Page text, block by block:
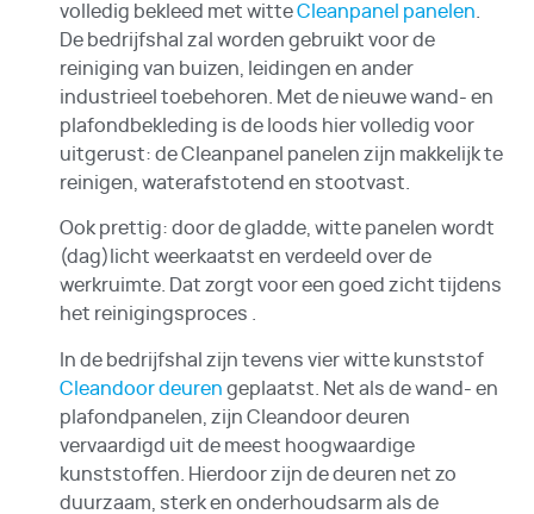
volledig bekleed met witteCleanpanel panelen
De bedrijfshal zal worden gebruikt voor de
reiniging van buizen, leidingen en ander
industrieel toebehoren. Met de nieuwe wand- en
plafondbekleding is de loods hier volledig voor
uitgerust: de Cleanpanel panelen zijn makkelijk te
reinigen, waterafstotend en stootvast.
Ook prettig: door de gladde, witte panelen wordt
(dag)licht weerkaatst en verdeeld over de
werkruimte. Dat zorgt voor een goed zicht tijdens
het reinigingsproces .
In de bedrijfshal zijn tevens vier witte kunststof
Cleandoor deuren geplaatst. Net als de wand- en
plafondpanelen, zijn Cleandoor deuren
vervaardigd uit de meest hoogwaardige
kunststoffen. Hierdoor zijn de deuren net zo
duurzaam, sterk en onderhoudsarm als de